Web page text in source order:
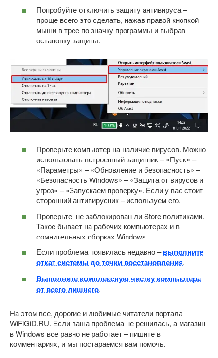
Попробуйте отключить защиту антивируса –
проще всего это сделать, нажав правой кнопкой
мыши в трее по значку программы и выбрав
остановку защиты.
Проверьте компьютер на наличие вирусов. Можно
использовать встроенный защитник – «Пуск» –
«Параметры» – «Обновление и безопасность» –
«Безопасность Windows» – «Защита от вирусов и
угроз» – «Запускаем проверку». Если у вас стоит
сторонний антивирусник – используем его.
Проверьте, не заблокирован ли Store политиками.
Такое бывает на рабочих компьютерах и в
сомнительных сборках Windows.
Если проблема появилась недавно –выполните
откат системы до точки восстановления.
Выполните комплексную чистку компьютера
от всего лишнего.
На этом все, дорогие и любимые читатели портала
WiFiGiD.RU. Если ваша проблема не решилась, а магазин
в Windows все равно не работает – пишите в
комментариях, и мы постараемся вам помочь.